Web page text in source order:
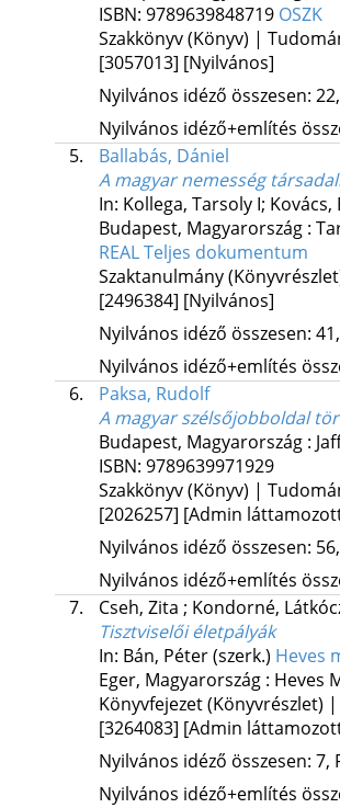
ISBN: 9789639848719 OSZK
Szakkönyv (Könyv) |
[3057013] [Nyilvános]
Nyilvános idéző összesen:
Nyilvános idéző+említés
5.
Ballabás, Dániel
A magyar nemesség
In: Kollega, Tarsoly I;
Budapest, Magyarország :
REALTeljes dokumentum
Szaktanulmány
[2496384] [Nyilvános]
Nyilvános idéző összesen:
Nyilvános idéző+említés
6.
Paksa, Rudolf
A magyar szélsőjobboldal
Budapest, Magyarország :
ISBN: 9789639971929
Szakkönyv (Könyv) |
[2026257] [Admin
Nyilvános idéző összesen:
Nyilvános idéző+említés
7.
Cseh, Zita ; Kondorné,
Tisztviselői életpályák
In: Bán, Péter (szerk.) Heves
Eger, Magyarország : Heves
Könyvfejezet (Könyvrészlet)
[3264083] [Admin
Nyilvános idéző összesen: 7,
Nyilvános idéző+említés